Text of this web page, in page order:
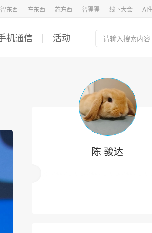
智东西 车东西 芯东西 智猩猩 线下大会 AI
机通信 活动
陈 骏达